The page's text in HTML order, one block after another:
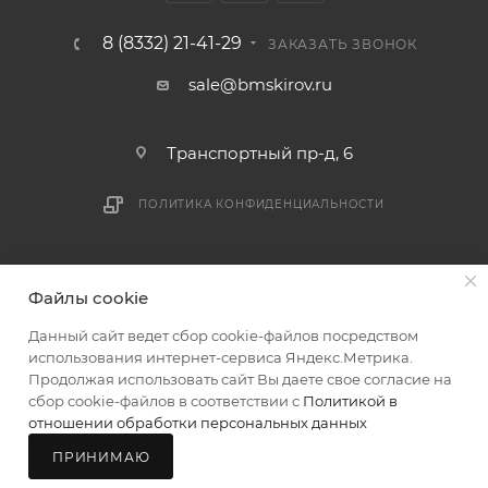
ВАЖНО: Покупатель обязан обеспечить наличие
отказаться от доставки. Стоимость повторной
Доставка заказов по России не осуществляется.
8 (8332) 21-41-29 ЗАКАЗАТЬ ЗВОНОК
sale@bmskirov.ru
Транспортный пр-д, 6
ПОЛИТИКА КОНФИДЕНЦИАЛЬНОСТИ
Файлы cookie
Данный сайт ведет сбор cookie-файлов посредством
использования интернет-сервиса Яндекс.Метрика.
Продолжая использовать сайт Вы даете свое согласие на
сбор cookie-файлов в соответствии с Политикой в
отношении обработки персональных данных
ПРИНИМАЮ
Главная
Каталог